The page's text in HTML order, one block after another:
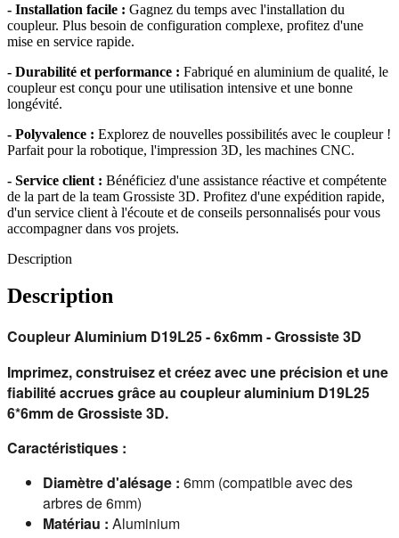
- Installation facile : Gagnez du temps avec l'installation du
coupleur. Plus besoin de configuration complexe, profitez d'une
mise en service rapide.
- Durabilité et performance : Fabriqué en aluminium de qualité, le
coupleur est conçu pour une utilisation intensive et une bonne
longévité.
- Polyvalence : Explorez de nouvelles possibilités avec le coupleur !
Parfait pour la robotique, l'impression 3D, les machines CNC.
- Service client : Bénéficiez d'une assistance réactive et compétente
de la part de la team Grossiste 3D. Profitez d'une expédition rapide,
d'un service client à l'écoute et de conseils personnalisés pour vous
accompagner dans vos projets.
Description
Description
Coupleur Aluminium D19L25 - 6x6mm - Grossiste 3D
Imprimez, construisez et créez avec une précision et une
fiabilité accrues grâce au coupleur aluminium D19L25
6*6mm de Grossiste 3D.
Caractéristiques :
Diamètre d'alésage : 6mm (compatible avec des
arbres de 6mm)
Matériau : Aluminium